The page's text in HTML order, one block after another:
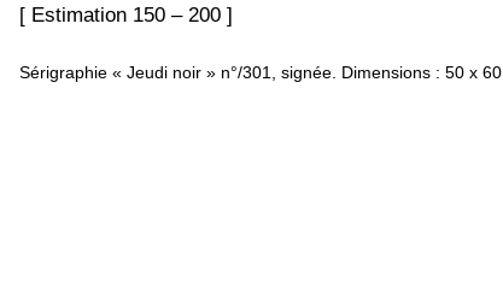
[ Estimation 150 – 200 ]
Sérigraphie « Jeudi noir » n°/301, signée. Dimensions : 50 x 60.